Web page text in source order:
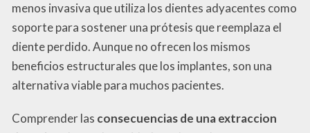
menos invasiva que utiliza los dientes adyacentes como
soporte para sostener una prótesis que reemplaza el
diente perdido. Aunque no ofrecen los mismos
beneficios estructurales que los implantes, son una
alternativa viable para muchos pacientes.
Comprender las consecuencias de una extraccion